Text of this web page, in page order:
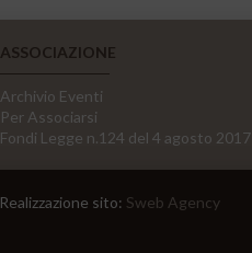
ASSOCIAZIONE
Archivio Eventi
Per Associarsi
Fondi Legge n.124 del 4 agosto 2017
Realizzazione sito: Sweb Agency